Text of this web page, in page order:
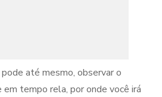
até mesmo, observar o
tempo rela, por onde você irá